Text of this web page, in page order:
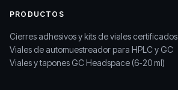
PRODUCTOS
Cierres adhesivos y kits de viales certificados
Viales de automuestreador para HPLC y GC
Viales y tapones GC Headspace (6-20 ml)